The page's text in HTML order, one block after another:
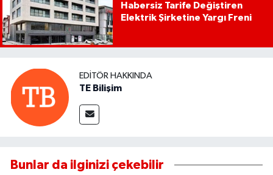
Habersiz Tarife Değiştiren
Elektrik Şirketine Yargı Freni
EDITÖR HAKKINDA
TE Bilişim
Bunlar da ilginizi çekebilir